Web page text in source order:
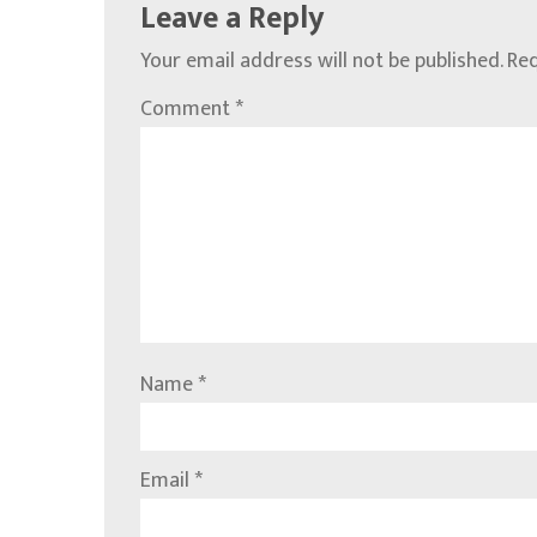
Leave a Reply
Your email address will not be published.
Comment*
Name*
Email*